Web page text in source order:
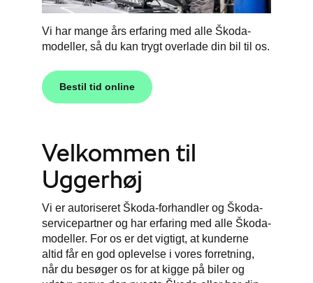
Vi har mange års erfaring med alle Škoda-
modeller, så du kan trygt overlade din bil til os.
Bestil tid online
Velkommen til
Uggerhøj
Vi er autoriseret Škoda-forhandler og Škoda-
servicepartner og har erfaring med alle Škoda-
modeller. For os er det vigtigt, at kunderne
altid får en god oplevelse i vores forretning,
når du besøger os for at kigge på biler og